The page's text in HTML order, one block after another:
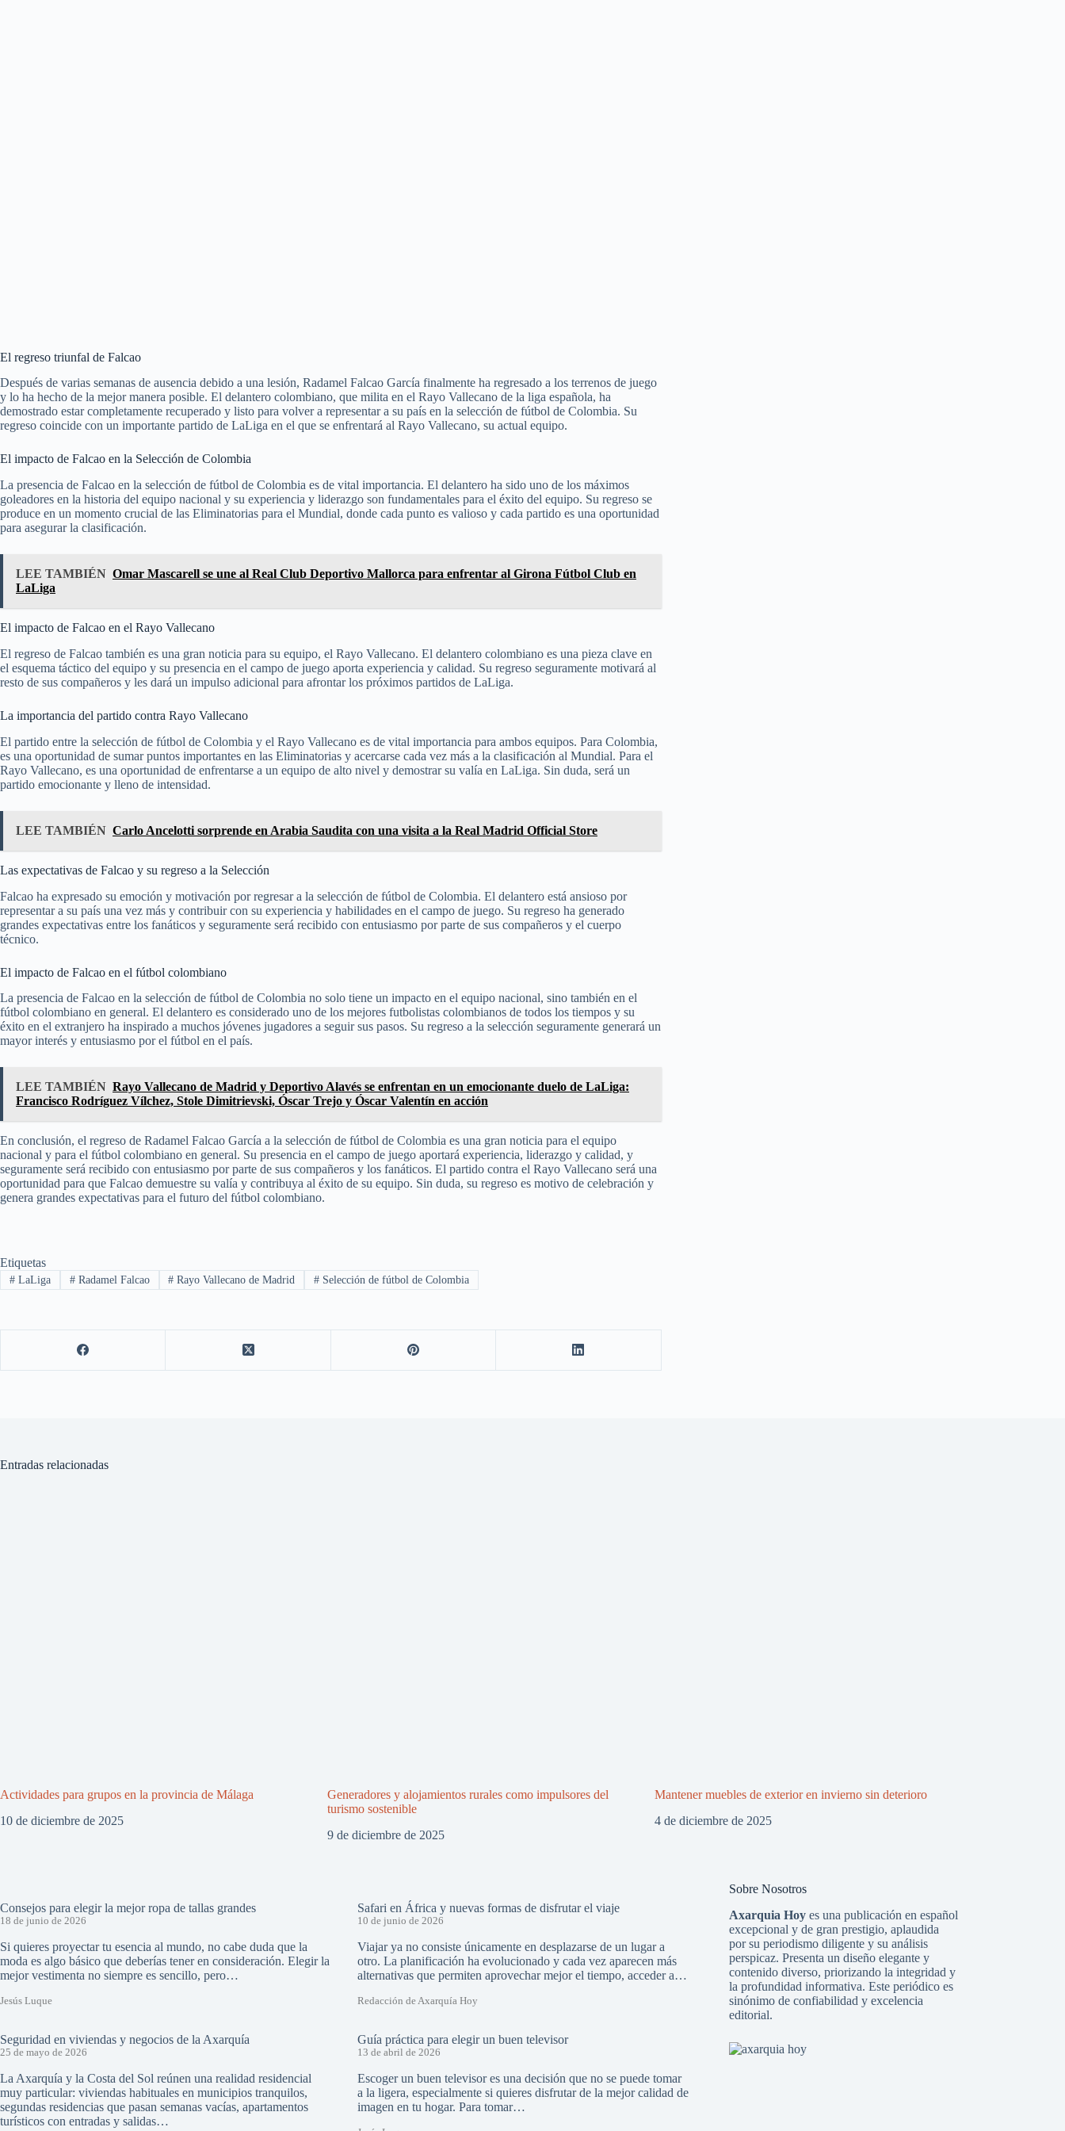
El regreso triunfal de Falcao
Después de varias semanas de ausencia debido a una lesión, Radamel Falcao García finalmente ha regresado a los terrenos de juego
y lo ha hecho de la mejor manera posible. El delantero colombiano, que milita en el Rayo Vallecano de la liga española, ha
demostrado estar completamente recuperado y listo para volver a representar a su país en la selección de fútbol de Colombia. Su
regreso coincide con un importante partido de LaLiga en el que se enfrentará al Rayo Vallecano, su actual equipo.
El impacto de Falcao en la Selección de Colombia
La presencia de Falcao en la selección de fútbol de Colombia es de vital importancia. El delantero ha sido uno de los máximos
goleadores en la historia del equipo nacional y su experiencia y liderazgo son fundamentales para el éxito del equipo. Su regreso se
produce en un momento crucial de las Eliminatorias para el Mundial, donde cada punto es valioso y cada partido es una oportunidad
para asegurar la clasificación.
LEE TAMBIÉN Omar Mascarell se une al Real Club Deportivo Mallorca para enfrentar al Girona Fútbol Club en
LaLiga
El impacto de Falcao en el Rayo Vallecano
El regreso de Falcao también es una gran noticia para su equipo, el Rayo Vallecano. El delantero colombiano es una pieza clave en
el esquema táctico del equipo y su presencia en el campo de juego aporta experiencia y calidad. Su regreso seguramente motivará al
resto de sus compañeros y les dará un impulso adicional para afrontar los próximos partidos de LaLiga.
La importancia del partido contra Rayo Vallecano
El partido entre la selección de fútbol de Colombia y el Rayo Vallecano es de vital importancia para ambos equipos. Para Colombia,
es una oportunidad de sumar puntos importantes en las Eliminatorias y acercarse cada vez más a la clasificación al Mundial. Para el
Rayo Vallecano, es una oportunidad de enfrentarse a un equipo de alto nivel y demostrar su valía en LaLiga. Sin duda, será un
partido emocionante y lleno de intensidad.
LEE TAMBIÉN Carlo Ancelotti sorprende en Arabia Saudita con una visita a la Real Madrid Official Store
Las expectativas de Falcao y su regreso a la Selección
Falcao ha expresado su emoción y motivación por regresar a la selección de fútbol de Colombia. El delantero está ansioso por
representar a su país una vez más y contribuir con su experiencia y habilidades en el campo de juego. Su regreso ha generado
grandes expectativas entre los fanáticos y seguramente será recibido con entusiasmo por parte de sus compañeros y el cuerpo
técnico.
El impacto de Falcao en el fútbol colombiano
La presencia de Falcao en la selección de fútbol de Colombia no solo tiene un impacto en el equipo nacional, sino también en el
fútbol colombiano en general. El delantero es considerado uno de los mejores futbolistas colombianos de todos los tiempos y su
éxito en el extranjero ha inspirado a muchos jóvenes jugadores a seguir sus pasos. Su regreso a la selección seguramente generará un
mayor interés y entusiasmo por el fútbol en el país.
LEE TAMBIÉN Rayo Vallecano de Madrid y Deportivo Alavés se enfrentan en un emocionante duelo de LaLiga:
Francisco Rodríguez Vílchez, Stole Dimitrievski, Óscar Trejo y Óscar Valentín en acción
En conclusión, el regreso de Radamel Falcao García a la selección de fútbol de Colombia es una gran noticia para el equipo
nacional y para el fútbol colombiano en general. Su presencia en el campo de juego aportará experiencia, liderazgo y calidad, y
seguramente será recibido con entusiasmo por parte de sus compañeros y los fanáticos. El partido contra el Rayo Vallecano será una
oportunidad para que Falcao demuestre su valía y contribuya al éxito de su equipo. Sin duda, su regreso es motivo de celebración y
genera grandes expectativas para el futuro del fútbol colombiano.
Etiquetas
#LaLiga #Radamel Falcao # Rayo Vallecano de Madrid # Selección de fútbol de Colombia
Entradas relacionadas
Actividades para grupos en la provincia de Málaga
10 de diciembre de 2025
Generadores y alojamientos rurales como impulsores del
turismo sostenible
9 de diciembre de 2025
Mantener muebles de exterior en invierno sin deterioro
4 de diciembre de 2025
Consejos para elegir la mejor ropa de tallas grandes
18 de junio de 2026
Si quieres proyectar tu esencia al mundo, no cabe duda que la
moda es algo básico que deberías tener en consideración. Elegir la
mejor vestimenta no siempre es sencillo, pero…
Jesús Luque
Safari en África y nuevas formas de disfrutar el viaje
10 de junio de 2026
Viajar ya no consiste únicamente en desplazarse de un lugar a
otro. La planificación ha evolucionado y cada vez aparecen más
alternativas que permiten aprovechar mejor el tiempo, acceder a…
Redacción de Axarquía Hoy
Seguridad en viviendas y negocios de la Axarquía
25 de mayo de 2026
La Axarquía y la Costa del Sol reúnen una realidad residencial
muy particular: viviendas habituales en municipios tranquilos,
segundas residencias que pasan semanas vacías, apartamentos
turísticos con entradas y salidas…
Guía práctica para elegir un buen televisor
13 de abril de 2026
Escoger un buen televisor es una decisión que no se puede tomar
a la ligera, especialmente si quieres disfrutar de la mejor calidad de
imagen en tu hogar. Para tomar…
Sobre Nosotros
Axarquia Hoyes una publicación en español
excepcional y de gran prestigio, aplaudida
por su periodismo diligente y su análisis
perspicaz. Presenta un diseño elegante y
contenido diverso, priorizando la integridad y
la profundidad informativa. Este periódico es
sinónimo de confiabilidad y excelencia
editorial.